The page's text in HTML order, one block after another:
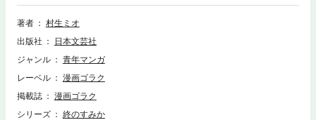
いだった。田島の愛人となったのは玲奈という名の女子大生。純情可憐な
彼女が愛人を求める理由とは？ 彼女の背後に暗躍する黒い影。しかし田
その真実とは!?
著者
村生ミオ
出版社
日本文芸社
ジャンル
青年マンガ
レーベル
漫画ゴラク
掲載誌
漫画ゴラク
シリーズ
終のすみか